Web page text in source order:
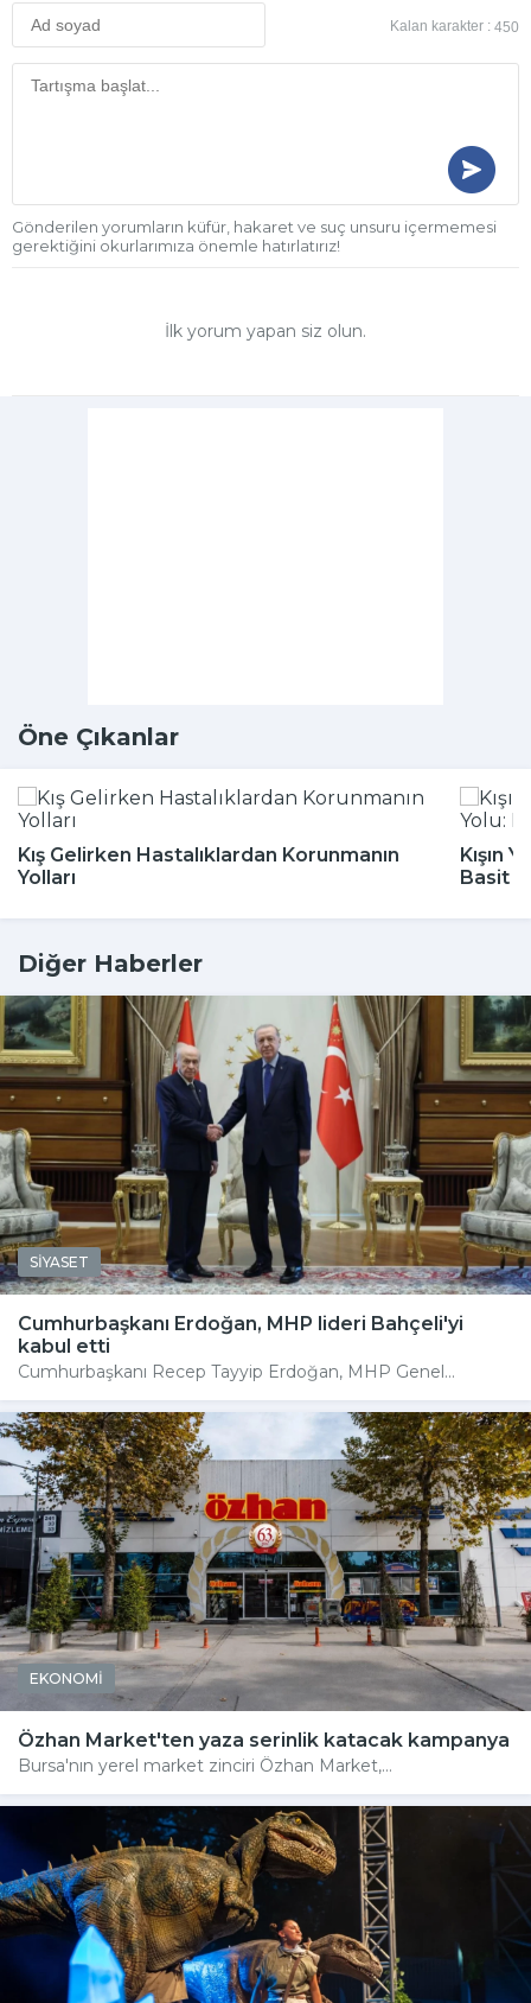
Kalan karakter : 450
Gönderilen yorumların küfür, hakaret ve suç unsuru içermemesi
gerektiğini okurlarımıza önemle hatırlatırız!
İlk yorum yapan siz olun.
Öne Çıkanlar
Kış Gelirken Hastalıklardan Korunmanın
Yolları
Kışın
Basit
Diğer Haberler
SİYASET
Cumhurbaşkanı Erdoğan, MHP lideri Bahçeli'yi
kabul etti
Cumhurbaşkanı Recep Tayyip Erdoğan, MHP Genel...
EKONOMİ
Özhan Market'ten yaza serinlik katacak kampanya
Bursa'nın yerel market zinciri Özhan Market,...